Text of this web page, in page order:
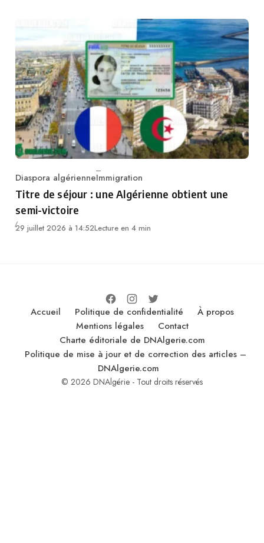
Category
Diaspora algérienneImmigration
Titre de séjour : une Algérienne obtient une
semi-victoire
29 juillet 2026 à 14:52Lecture en 4 min
Accueil Politique de confidentialité
À propos
Mentions légales
Contact
Charte éditoriale de DNAlgerie.com
Politique de mise à jour et de correction des articles –
DNAlgerie.com
© 2026 DNAlgérie - Tout droits réservés